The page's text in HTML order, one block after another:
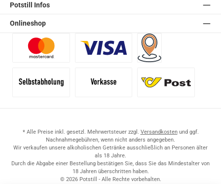
Potstill Infos
Onlineshop
* Alle Preise inkl. gesetzl. Mehrwertsteuer zzgl. Versandkostenund ggf.
Nachnahmegebühren, wenn nicht anders angegeben.
Wir verkaufen unsere alkoholischen Getränke ausschließlich an Personen älter
als 18 Jahre.
Durch die Abgabe einer Bestellung bestätigen Sie, dass Sie das Mindestalter von
18 Jahren überschritten haben.
© 2026 Potstill - Alle Rechte vorbehalten.